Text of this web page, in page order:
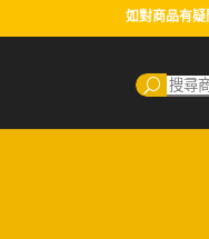
如對商品有